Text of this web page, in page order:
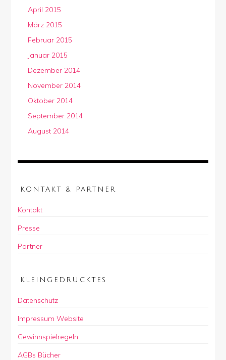
April 2015
März 2015
Februar 2015
Januar 2015
Dezember 2014
November 2014
Oktober 2014
September 2014
August 2014
KONTAKT & PARTNER
Kontakt
Presse
Partner
KLEINGEDRUCKTES
Datenschutz
Impressum Website
Gewinnspielregeln
AGBs Bücher